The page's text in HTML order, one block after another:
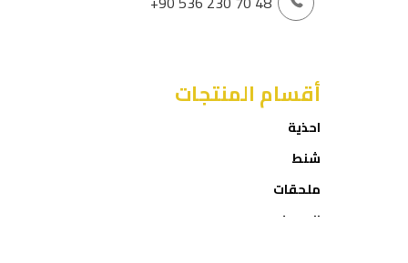
أقسام المنتجات
احذية
شنط
ملحقات
العروض